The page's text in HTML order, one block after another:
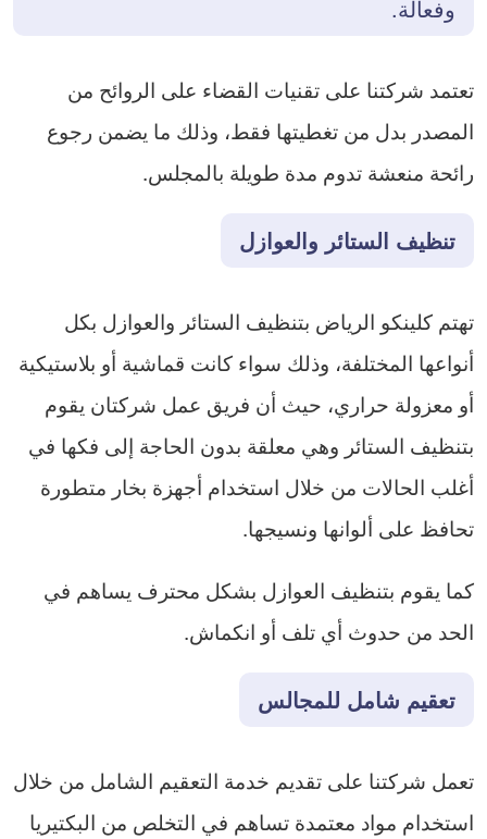
وفعالة.
تعتمد شركتنا على تقنيات القضاء على الروائح من
المصدر بدل من تغطيتها فقط، وذلك ما يضمن رجوع
رائحة منعشة تدوم مدة طويلة بالمجلس.
تنظيف الستائر والعوازل
تهتم كلينكو الرياض بتنظيف الستائر والعوازل بكل
أنواعها المختلفة، وذلك سواء كانت قماشية أو بلاستيكية
أو معزولة حراري، حيث أن فريق عمل شركتان يقوم
بتنظيف الستائر وهي معلقة بدون الحاجة إلى فكها في
أغلب الحالات من خلال استخدام أجهزة بخار متطورة
تحافظ على ألوانها ونسيجها.
كما يقوم بتنظيف العوازل بشكل محترف يساهم في
الحد من حدوث أي تلف أو انكماش.
تعقيم شامل للمجالس
تعمل شركتنا على تقديم خدمة التعقيم الشامل من خلال
استخدام مواد معتمدة تساهم في التخلص من البكتيريا